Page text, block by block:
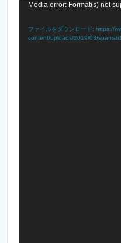
Media error: Format(s) not
ファイルをダウンロード: https://
content/uploads/2019/03/